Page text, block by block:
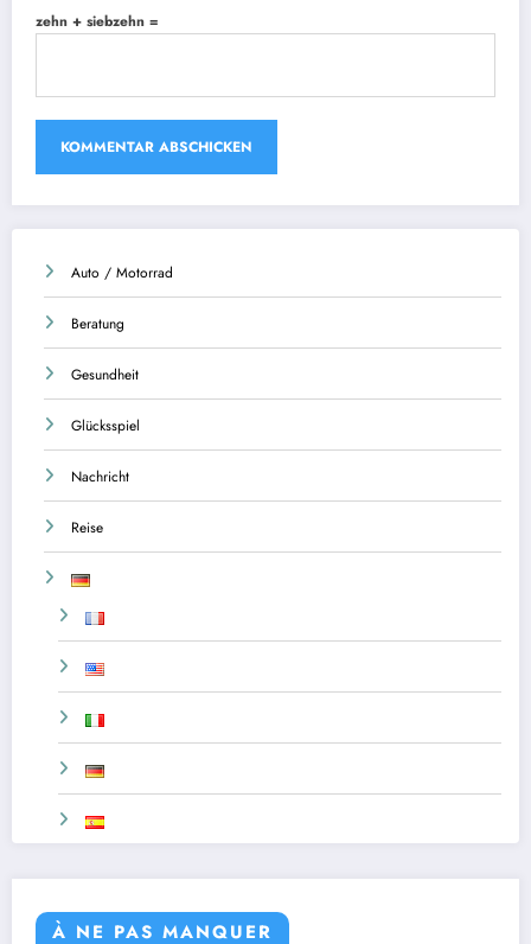
zehn + siebzehn =
Auto / Motorrad
Beratung
Gesundheit
Glücksspiel
Nachricht
Reise
À NE PAS MANQUER